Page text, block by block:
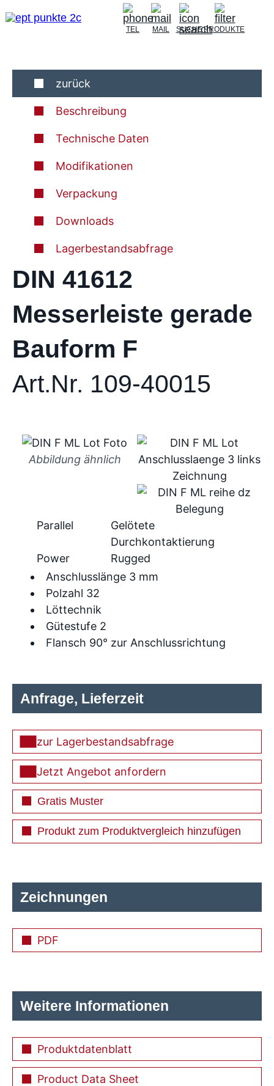
TEL MAIL SUCHEPRODUKTE
zurück
Beschreibung
Technische Daten
Modifikationen
Verpackung
Downloads
Lagerbestandsabfrage
DIN 41612
Messerleiste gerade
Bauform F
Art.Nr. 109-40015
Abbildung ähnlich
Anschlusslänge 3 mm
Polzahl 32
Löttechnik
Gütestufe 2
Flansch 90° zur Anschlussrichtung
Parallel
Gelötete
Durchkontaktierung
Power
Rugged
Zeichnungen
PDF
Weitere Informationen
Produktdatenblatt
Product Data Sheet
Anfrage, Lieferzeit
zur Lagerbestandsabfrage
Jetzt Angebot anfordern
Gratis Muster
Produkt zum Produktvergleich hinzufügen